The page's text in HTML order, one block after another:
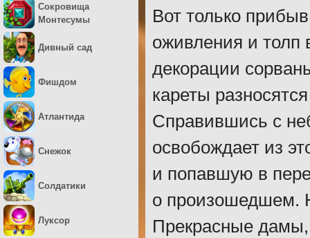
Вот только
оживления и толп
декорации
кареты
Справившись с
освобождает из
и попавшую в
о произошедшем.
Прекрасные
Сокровища
Монтесумы
Дивный сад
Фишдом
Атлантида
Снежок
Солдатики
Луксор